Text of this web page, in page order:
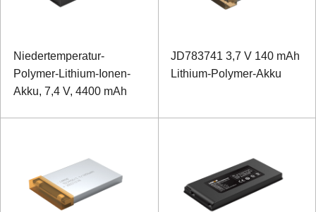
Niedertemperatur-
Polymer-Lithium-Ionen-
Akku, 7,4 V, 4400 mAh
JD783741 3,7 V 140 mAh
Lithium-Polymer-Akku